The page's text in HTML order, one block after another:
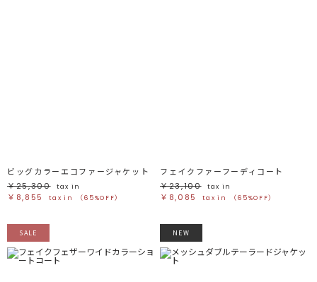
ビッグカラーエコファージャケット
￥25,300
tax in
￥8,855 tax in （65%OFF）
フェイクファーフーディコート
￥23,100
tax in
￥8,085 tax in （65%OFF）
SALE NEW